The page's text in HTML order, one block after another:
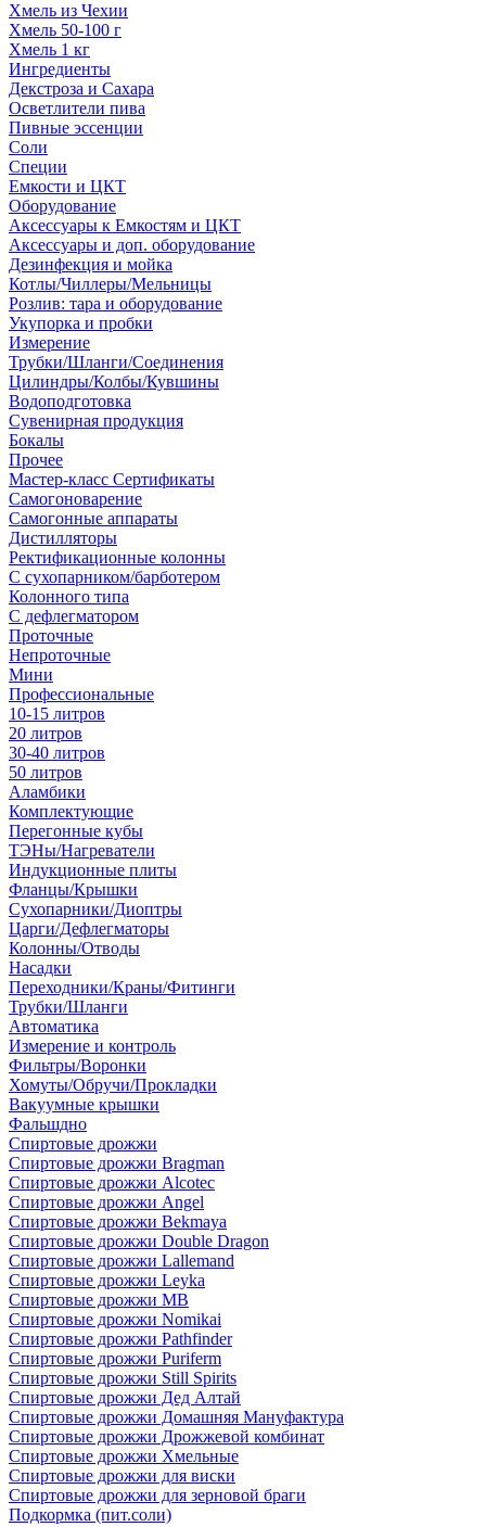
Хмель из Чехии
Хмель 50-100 г
Хмель 1 кг
Ингредиенты
Декстроза и Сахара
Осветлители пива
Пивные эссенции
Соли
Специи
Емкости и ЦКТ
Оборудование
Аксессуары к Емкостям и ЦКТ
Аксессуары и доп. оборудование
Дезинфекция и мойка
Котлы/Чиллеры/Мельницы
Розлив: тара и оборудование
Укупорка и пробки
Измерение
Трубки/Шланги/Соединения
Цилиндры/Колбы/Кувшины
Водоподготовка
Сувенирная продукция
Бокалы
Прочее
Мастер-класс Сертификаты
Самогоноварение
Самогонные аппараты
Дистилляторы
Ректификационные колонны
С сухопарником/барботером
Колонного типа
С дефлегматором
Проточные
Непроточные
Мини
Профессиональные
10-15 литров
20 литров
30-40 литров
50 литров
Аламбики
Комплектующие
Перегонные кубы
ТЭНы/Нагреватели
Индукционные плиты
Фланцы/Крышки
Сухопарники/Диоптры
Царги/Дефлегматоры
Колонны/Отводы
Насадки
Переходники/Краны/Фитинги
Трубки/Шланги
Автоматика
Измерение и контроль
Фильтры/Воронки
Хомуты/Обручи/Прокладки
Вакуумные крышки
Фальшдно
Спиртовые дрожжи
Спиртовые дрожжи Bragman
Спиртовые дрожжи Alcotec
Спиртовые дрожжи Angel
Спиртовые дрожжи Bekmaya
Спиртовые дрожжи Double Dragon
Спиртовые дрожжи Lallemand
Спиртовые дрожжи Leyka
Спиртовые дрожжи MB
Спиртовые дрожжи Nomikai
Спиртовые дрожжи Pathfinder
Спиртовые дрожжи Puriferm
Спиртовые дрожжи Still Spirits
Спиртовые дрожжи Дед Алтай
Спиртовые дрожжи Домашняя Мануфактура
Спиртовые дрожжи Дрожжевой комбинат
Спиртовые дрожжи Хмельные
Спиртовые дрожжи для виски
Спиртовые дрожжи для зерновой браги
Подкормка (пит.соли)